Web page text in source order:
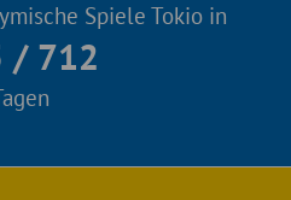
Spiele Tokio in
/ 712